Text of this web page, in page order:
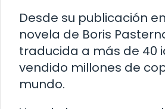
Desde su publicación en
novela de Boris
traducida a más de 40
vendido millones de
mundo.